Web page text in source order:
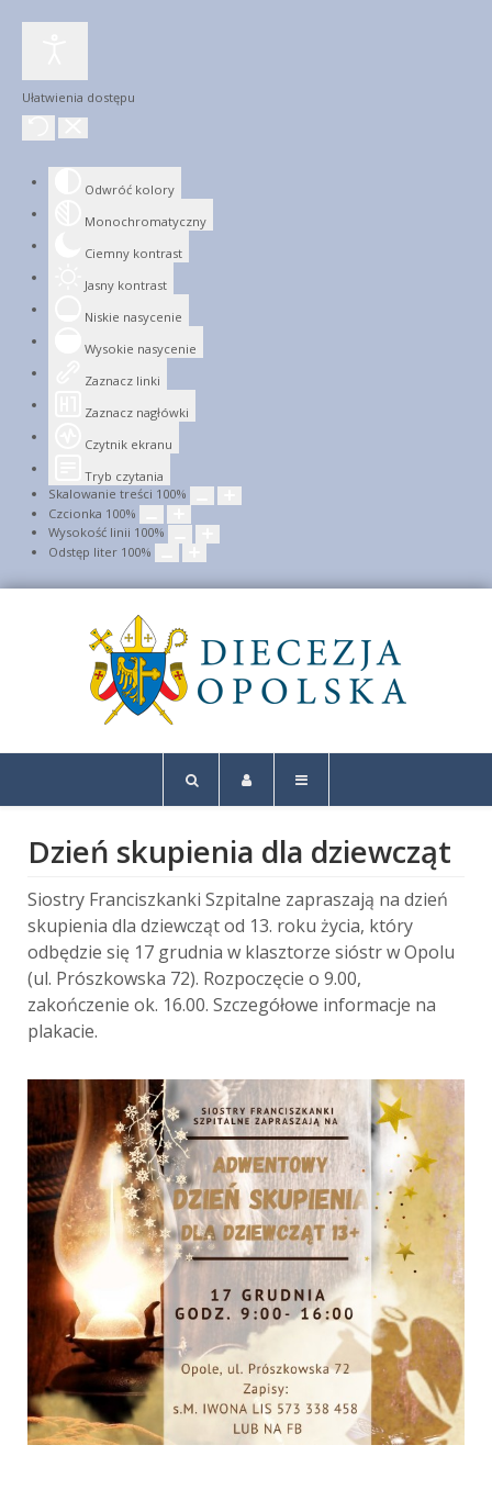
Ułatwienia dostępu
Odwróć kolory
Monochromatyczny
Ciemny kontrast
Jasny kontrast
Niskie nasycenie
Wysokie nasycenie
Zaznacz linki
Zaznacz nagłówki
Czytnik ekranu
Tryb czytania
Skalowanie treści 100%
Czcionka 100%
Wysokość linii 100%
Odstęp liter 100%
Dzień skupienia dla dziewcząt
Siostry Franciszkanki Szpitalne zapraszają na dzień
skupienia dla dziewcząt od 13. roku życia, który
odbędzie się 17 grudnia w klasztorze sióstr w Opolu
(ul. Prószkowska 72). Rozpoczęcie o 9.00,
zakończenie ok. 16.00. Szczegółowe informacje na
plakacie.